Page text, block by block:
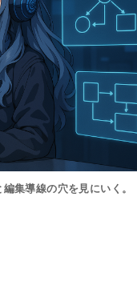
集導線の穴を見にいく。